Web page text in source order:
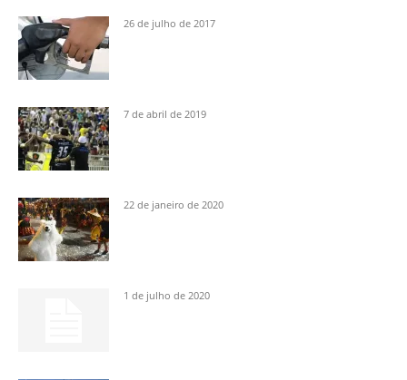
26 de julho de 2017
7 de abril de 2019
22 de janeiro de 2020
1 de julho de 2020